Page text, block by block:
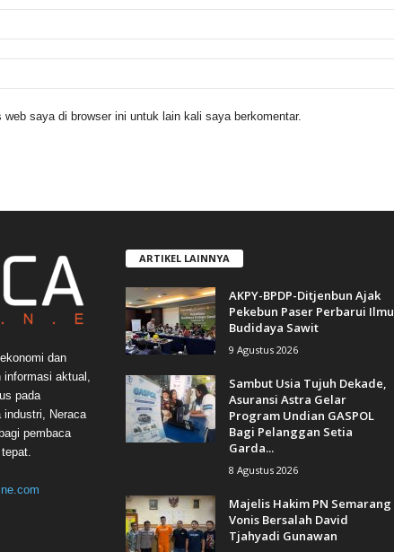
saya di browser ini untuk lain kali saya berkomentar.
dan
informasi aktual,
pada
industri, Neraca
pembaca
ARTIKEL LAINNYA
AKPY-BPDP-Ditjenbun Ajak
Pekebun Paser Perbarui Ilmu
Budidaya Sawit
9 Agustus 2026
Sambut Usia Tujuh Dekade,
Asuransi Astra Gelar
Program Undian GASPOL
Bagi Pelanggan Setia
Garda...
8 Agustus 2026
Majelis Hakim PN Semarang
Vonis Bersalah David
Tjahyadi Gunawan